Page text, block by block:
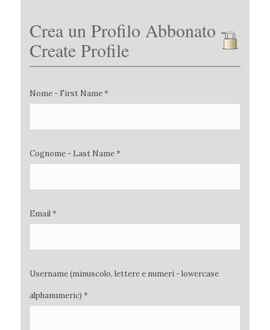
Crea un Profilo Abbonato -
Create Profile
Nome - First Name *
Cognome - Last Name *
Email *
Username (minuscolo, lettere e numeri - lowercase
alphanumeric) *